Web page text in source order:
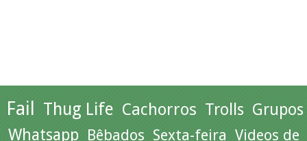
Fail Thug Life Cachorros Trolls Grupos
Whatsapp Bêbados Sexta-feira Videos de